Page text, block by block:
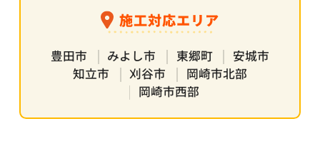
施工対応エリア
豊田市 みよし市 東郷町
安城市
知立市
刈谷市
岡崎市北部
岡崎市西部